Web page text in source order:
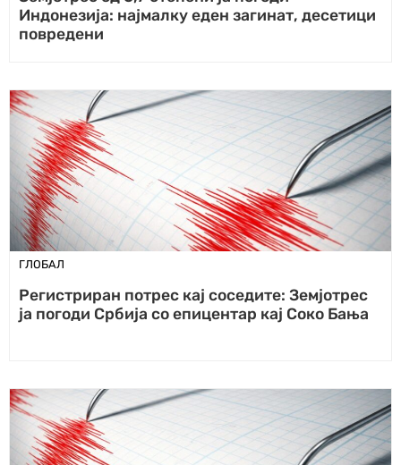
Индонезија: најмалку еден загинат, десетици
повредени
ГЛОБАЛ
Регистриран потрес кај соседите: Земјотрес
ја погоди Србија со епицентар кај Соко Бања